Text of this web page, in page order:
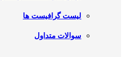
لیست گرافیست ها
سوالات متداول